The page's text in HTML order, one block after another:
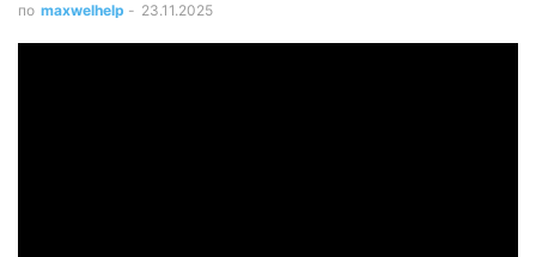
по maxwelhelp - 23.11.2025